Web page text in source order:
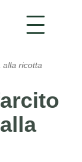
alla ricotta